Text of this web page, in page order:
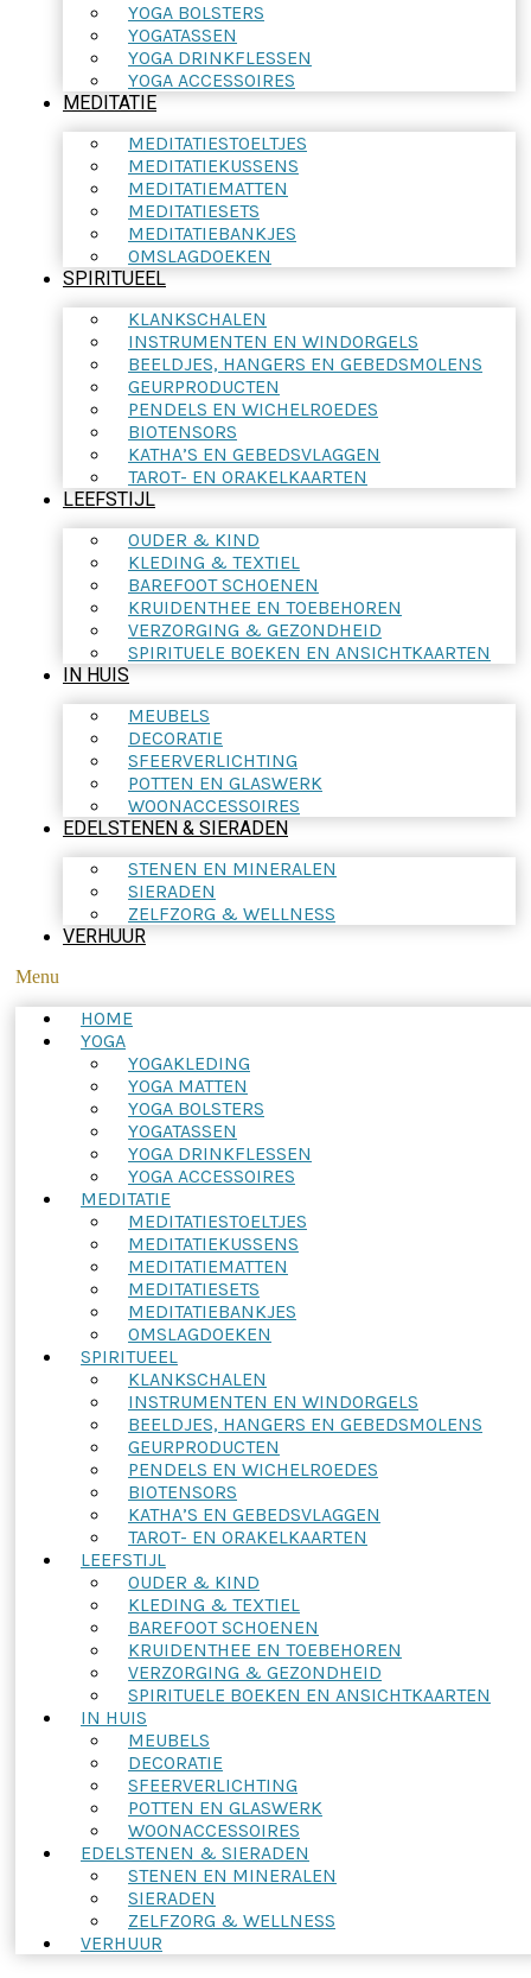
YOGA BOLSTERS
YOGATASSEN
YOGA DRINKFLESSEN
YOGA ACCESSOIRES
MEDITATIE
MEDITATIESTOELTJES
MEDITATIEKUSSENS
MEDITATIEMATTEN
MEDITATIESETS
MEDITATIEBANKJES
OMSLAGDOEKEN
SPIRITUEEL
KLANKSCHALEN
INSTRUMENTEN EN WINDORGELS
BEELDJES, HANGERS EN GEBEDSMOLENS
GEURPRODUCTEN
PENDELS EN WICHELROEDES
BIOTENSORS
KATHA’S EN GEBEDSVLAGGEN
TAROT- EN ORAKELKAARTEN
LEEFSTIJL
OUDER & KIND
KLEDING & TEXTIEL
BAREFOOT SCHOENEN
KRUIDENTHEE EN TOEBEHOREN
VERZORGING & GEZONDHEID
SPIRITUELE BOEKEN EN ANSICHTKAARTEN
IN HUIS
MEUBELS
DECORATIE
SFEERVERLICHTING
POTTEN EN GLASWERK
WOONACCESSOIRES
EDELSTENEN & SIERADEN
STENEN EN MINERALEN
SIERADEN
ZELFZORG & WELLNESS
VERHUUR
Menu
HOME
YOGA
YOGAKLEDING
YOGA MATTEN
YOGA BOLSTERS
YOGATASSEN
YOGA DRINKFLESSEN
YOGA ACCESSOIRES
MEDITATIE
MEDITATIESTOELTJES
MEDITATIEKUSSENS
MEDITATIEMATTEN
MEDITATIESETS
MEDITATIEBANKJES
OMSLAGDOEKEN
SPIRITUEEL
KLANKSCHALEN
INSTRUMENTEN EN WINDORGELS
BEELDJES, HANGERS EN GEBEDSMOLENS
GEURPRODUCTEN
PENDELS EN WICHELROEDES
BIOTENSORS
KATHA’S EN GEBEDSVLAGGEN
TAROT- EN ORAKELKAARTEN
LEEFSTIJL
OUDER & KIND
KLEDING & TEXTIEL
BAREFOOT SCHOENEN
KRUIDENTHEE EN TOEBEHOREN
VERZORGING & GEZONDHEID
SPIRITUELE BOEKEN EN ANSICHTKAARTEN
IN HUIS
MEUBELS
DECORATIE
SFEERVERLICHTING
POTTEN EN GLASWERK
WOONACCESSOIRES
EDELSTENEN & SIERADEN
STENEN EN MINERALEN
SIERADEN
ZELFZORG & WELLNESS
VERHUUR